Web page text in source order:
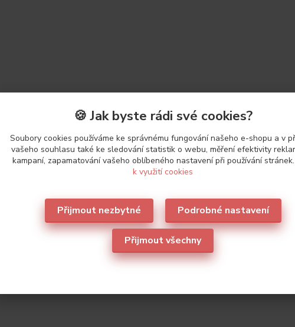
🍪 Jak byste rádi své cookies?
Soubory cookies používáme ke správnému fungování našeho e-shopu a v
vašeho souhlasu také ke sledování statistik o webu, měření efektivity
kampaní, zapamatování vašeho oblíbeného nastavení při používání stránek.
k využití cookies
Přijmout nezbytné Podrobné nastavení
Přijmout všechny